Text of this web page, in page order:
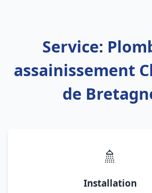
Service:
assainissement
de
🚿
Installation